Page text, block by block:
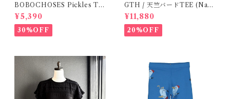
BOBOCHOSES Pickles Th
e dog denim cap / 52,54
¥5,390
30%OFF
GTH / 天竺バードTEE (Navy
BL) / Size２
¥11,880
20%OFF